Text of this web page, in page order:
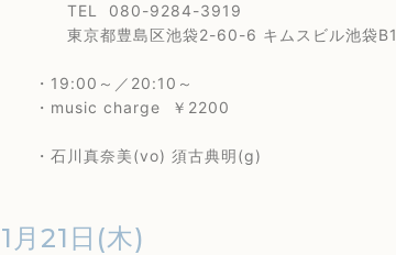
TEL 080-9284-3919
東京都豊島区池袋2-60-6 キムスビル池袋B1
・19:00～／20:10～
・music charge ￥2200
・石川真奈美(vo) 須古典明(g)
1月21日(木)